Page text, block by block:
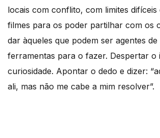
locais com conflito, com limites difíceis
filmes para os poder partilhar com os
dar àqueles que podem ser agentes
ferramentas para o fazer. Despertar o
curiosidade. Apontar o dedo e dizer:
ali, mas não me cabe a mim resolver”.